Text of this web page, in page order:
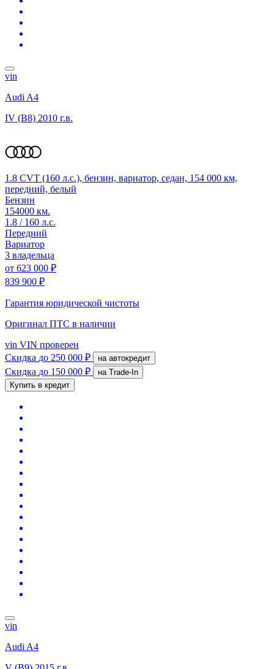
vin
Audi A4
IV (B8) 2010 г.в.
1.8 CVT (160 л.с.), бензин, вариатор, седан, 154 000 км,
передний, белый
Бензин
154000 км.
1.8 / 160 л.с.
Передний
Вариатор
3 владельца
от 623 000 ₽
839 900 ₽
Гарантия юридической чистоты
Оригинал ПТС в наличии
vin VIN проверен
Скидка до 250 000 ₽ на автокредит
Скидка до 150 000 ₽
на Trade-In
Купить в кредит
vin
Audi A4